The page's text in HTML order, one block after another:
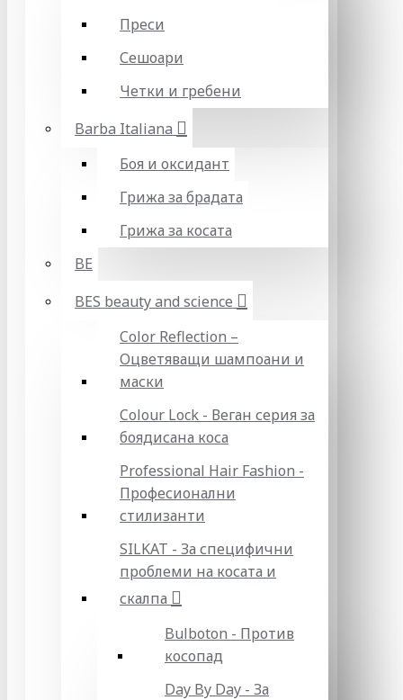
Преси
Сешоари
Четки и гребени
Barba Italiana
Боя и оксидант
Грижа за брадата
Грижа за косата
BE
BES beauty and science
Color Reflection –
Оцветяващи шампоани и
маски
Colour Lock - Веган серия за
боядисана коса
Professional Hair Fashion -
Професионални
стилизанти
SILKAT - За специфични
проблеми на косата и
скалпа
Bulboton - Против
косопад
Day By Day - За